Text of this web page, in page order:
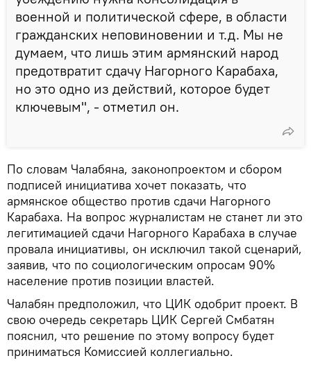
военной и политической сфере, в области
гражданских неповиновении и т.д. Мы не
думаем, что лишь этим армянский народ
предотвратит сдачу Нагорного Карабаха,
но это одно из действий, которое будет
ключевым", - отметил он.
По словам Чалабяна, законопроектом и сбором
подписей инициатива хочет показать, что
армянское общество против сдачи Нагорного
Карабаха. На вопрос журналистам не станет ли это
легитимацией сдачи Нагорного Карабаха в случае
провала инициативы, он исключил такой сценарий,
заявив, что по социологическим опросам 90%
население против позиции властей.
Чалабян предположил, что ЦИК одобрит проект. В
свою очередь секретарь ЦИК Сергей Смбатян
пояснил, что решение по этому вопросу будет
приниматься Комиссией коллегиально.